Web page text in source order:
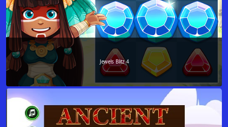
Jewels Blitz 4